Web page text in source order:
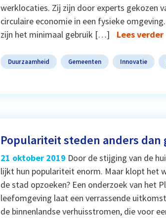
werklocaties. Zij zijn door experts gekozen
circulaire economie in een fysieke
zijn het minimaal gebruik […]
Lees verder
Duurzaamheid Gemeenten Innovatie
Populariteit steden anders dan
21 oktober 2019 Door de stijging van de
lijkt hun populariteit enorm. Maar klopt het
de stad opzoeken? Een onderzoek van het
leefomgeving laat een verrassende
de binnenlandse verhuisstromen, die voor